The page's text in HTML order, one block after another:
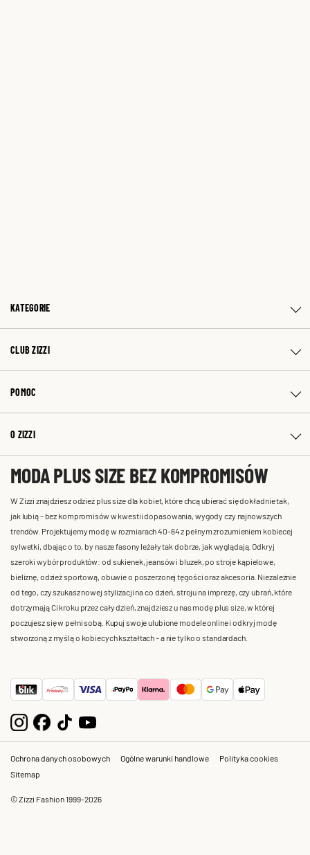
KATEGORIE
CLUB ZIZZI
POMOC
O ZIZZI
MODA PLUS SIZE BEZ KOMPROMISÓW
W Zizzi znajdziesz odzież plus size dla kobiet, które chcą ubierać się dokładnie tak,
jak lubią – bez kompromisów w kwestii dopasowania, wygody czy najnowszych
trendów. Projektujemy modę w rozmiarach 40-64 z pełnym zrozumieniem kobiecej
sylwetki, dbając o to, by nasze fasony leżały tak dobrze, jak wyglądają. Odkryj
szeroki wybór produktów: od sukienek, jeansów i bluzek, po stroje kąpielowe,
bieliznę, odzież sportową, obuwie o poszerzonej tęgości oraz akcesoria. Niezależnie
od tego, czy szukasz nowej stylizacji na co dzień, stroju na imprezę, czy ubrań, które
dotrzymają Ci kroku przez cały dzień, znajdziesz u nas modę plus size, w której
poczujesz się w pełni sobą. Kupuj swoje ulubione modele online i odkryj modę
stworzoną z myślą o kobiecych kształtach – a nie tylko o standardach.
Ochrona danych osobowych Ogólne warunki handlowe
Polityka cookies
Sitemap
© Zizzi Fashion 1999-2026